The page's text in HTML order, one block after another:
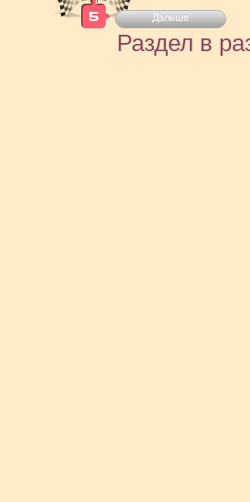
Дальше
Раздел в